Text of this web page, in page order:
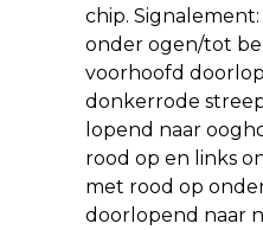
chip.
onder ogen/tot
voorhoofd
donkerrode
lopend naar
rood op en links
met rood op
doorlopend naar